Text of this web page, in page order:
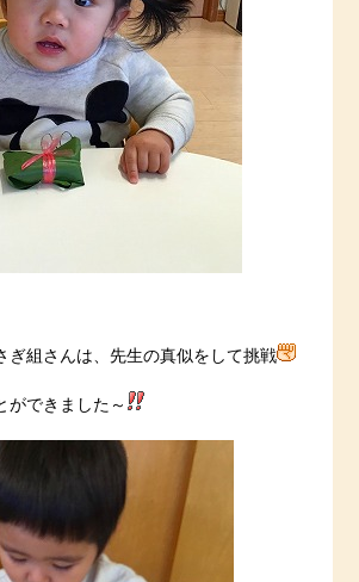
ぎ組さんは、先生の真似をして挑戦
ができました～